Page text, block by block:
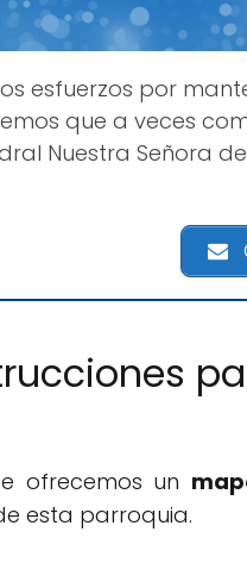
esfuerzos por
que a veces
Nuestra Señora
ofrecemos un
esta parroquia.